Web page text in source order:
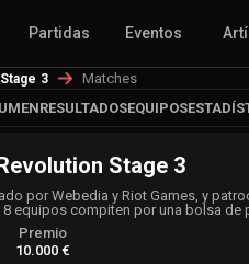
Partidas Eventos
3
Matches
RESULTADOSEQUIPOS
Stage 3
por Webedia y Riot Games, y
8 equipos compiten por una bolsa de
Premio
10.000 €